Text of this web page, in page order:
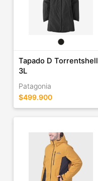
Tapado D Torrentshell
3L
Patagonia
$499.900